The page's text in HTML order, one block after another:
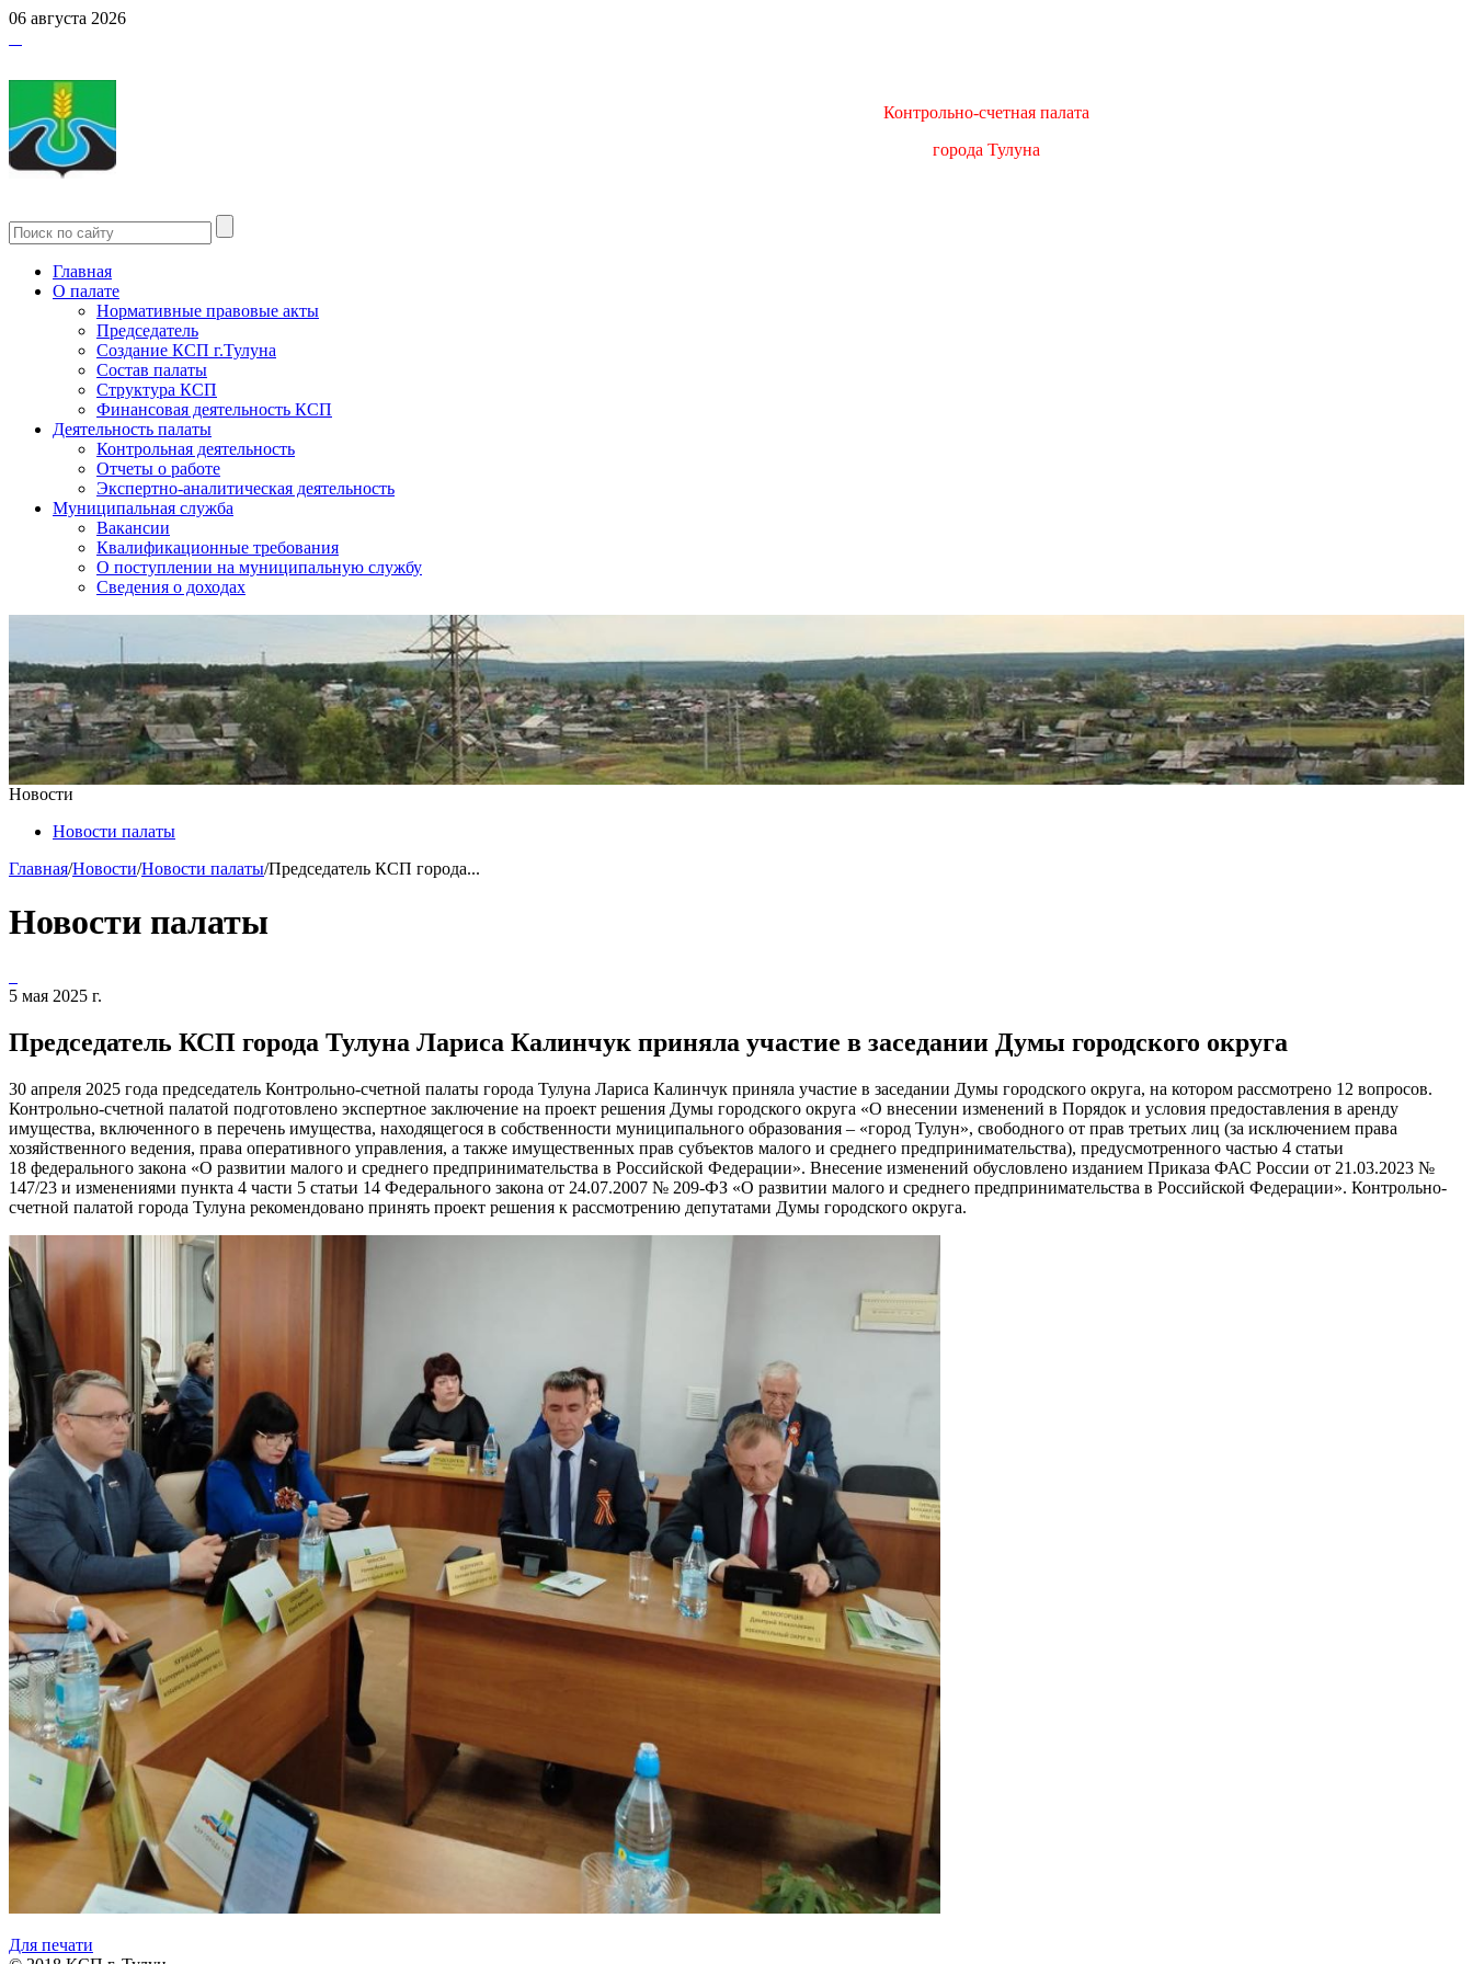
06 августа 2026
Контрольно-счетная палата
города Тулуна
Главная
О палате
Нормативные правовые акты
Председатель
Создание КСП г.Тулуна
Состав палаты
Структура КСП
Финансовая деятельность КСП
Деятельность палаты
Контрольная деятельность
Отчеты о работе
Экспертно-аналитическая деятельность
Муниципальная служба
Вакансии
Квалификационные требования
О поступлении на муниципальную службу
Сведения о доходах
Новости
Новости палаты
Главная/Новости/Новости палаты/Председатель КСП города...
Новости палаты
5 мая 2025 г.
Председатель КСП города Тулуна Лариса Калинчук приняла участие в заседании Думы городского округа
30 апреля 2025 года председатель Контрольно-счетной палаты города Тулуна Лариса Калинчук приняла участие в заседании Думы городского округа, на котором рассмотрено 12 вопросов.
Контрольно-счетной палатой подготовлено экспертное заключение на проект решения Думы городского округа «О внесении изменений в Порядок и условия предоставления в аренду
имущества, включенного в перечень имущества, находящегося в собственности муниципального образования – «город Тулун», свободного от прав третьих лиц (за исключением права
хозяйственного ведения, права оперативного управления, а также имущественных прав субъектов малого и среднего предпринимательства), предусмотренного частью 4 статьи
18 федерального закона «О развитии малого и среднего предпринимательства в Российской Федерации». Внесение изменений обусловлено изданием Приказа ФАС России от 21.03.2023 №
147/23 и изменениями пункта 4 части 5 статьи 14 Федерального закона от 24.07.2007 № 209-ФЗ «О развитии малого и среднего предпринимательства в Российской Федерации». Контрольно-
счетной палатой города Тулуна рекомендовано принять проект решения к рассмотрению депутатами Думы городского округа.
Для печати